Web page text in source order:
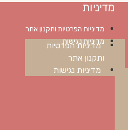
מדיניות
מדיניות הפרטיות ותקנון אתר
מדיניות נגישות
מדיניות הפרטיות
ותקנון אתר
מדיניות נגישות